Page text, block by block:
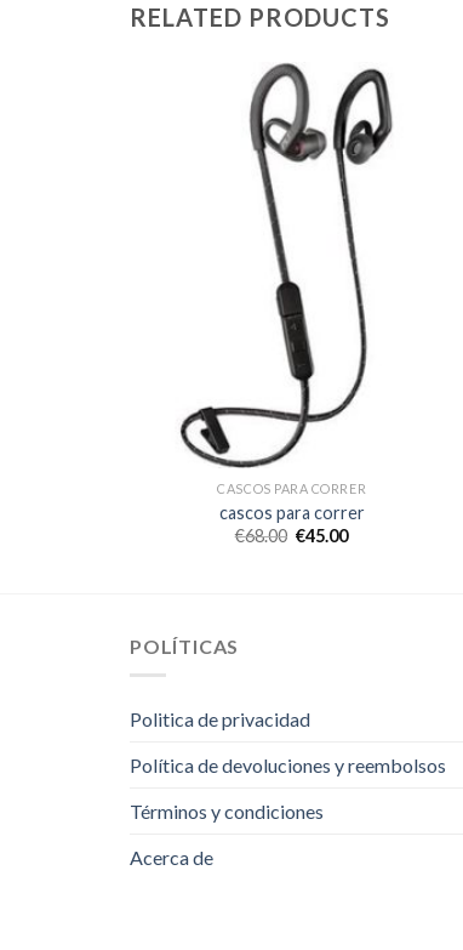
RELATED PRODUCTS
CASCOS PARA CORRER
cascos para correr
€68.00 €45.00
POLÍTICAS
Politica de privacidad
Política de devoluciones y reembolsos
Términos y condiciones
Acerca de